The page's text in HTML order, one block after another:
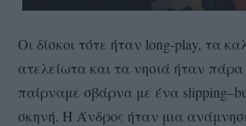
Οι δίσκοι τότε ήταν long-play, τα
ατελείωτα και τα νησιά ήταν
παίρναμε σβάρνα με ένα slipping–
σκηνή. Η Άνδρος ήταν μια